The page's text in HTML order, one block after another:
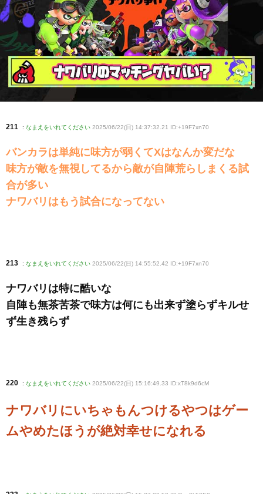
211 : なまえをいれてください 2025/06/22(日) 14:37:32.21 ID:+19F7xn70
バンカラは単純に味方が弱くてXはなんか変だな
味方が敵を無視してるから敵が自陣荒らしまくる試
合が多い
ナワバリはもう試合になってない
213 : なまえをいれてください 2025/06/22(日) 14:55:52.42 ID:+19F7xn70
ナワバリは特に酷いな
自陣も無茶苦茶で味方は何にも出来ず塗らずキルせ
ず生き残らず
220 : なまえをいれてください 2025/06/22(日) 15:16:49.33 ID:xT8k9d6cM
ナワバリにいちゃもんつけるやつはゲー
ムやめたほうが絶対幸せになれる